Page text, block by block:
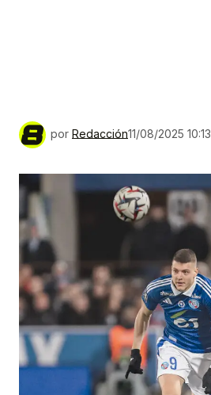
por Redacción11/08/2025 10:13